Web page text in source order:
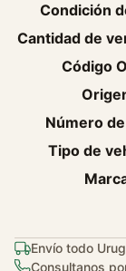
A
a
Condición
Cantidad de
Código
Número
Tipo de
Envío todo
Consultanos